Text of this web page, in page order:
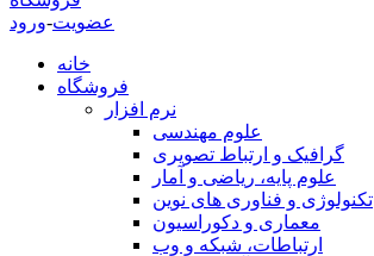
عضویت-ورود
خانه
فروشگاه
نرم افزار
علوم مهندسی
گرافیک و ارتباط تصویری
علوم پایه، ریاضی و آمار
تکنولوژی و فناوری های نوین
معماری و دکوراسیون
ارتباطات، شبکه و وب